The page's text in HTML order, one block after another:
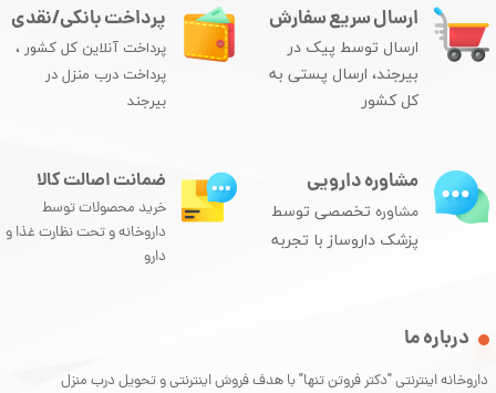
ارسال سریع سفارش
ارسال توسط پیک در
بیرجند، ارسال پستی به
کل کشور
درباره ما
داروخانه اینترنتی "دکتر فروتن تنها" با هدف فروش اینترنتی و تحویل درب منزل
پرداخت بانکی/نقدی
پرداخت آنلاین کل کشور ،
پرداخت درب منزل در
بیرجند
مشاوره دارویی
مشاوره تخصصی توسط
پزشک داروساز با تجربه
ضمانت اصالت کالا
خرید محصولات توسط
داروخانه و تحت نظارت غذا و
دارو